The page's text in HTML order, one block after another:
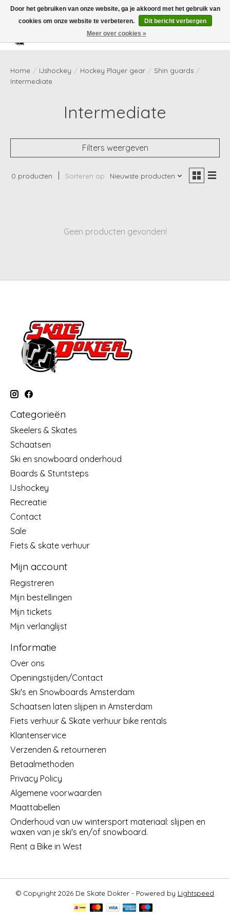
Verlanglijst
Home / IJshockey / Hockey Player gear / Shin guards /
Intermediate
Intermediate
Filters weergeven
0 producten Sorteren op Nieuwste producten
Geen producten gevonden!
Categorieën
Skeelers & Skates
Schaatsen
Ski en snowboard onderhoud
Boards & Stuntsteps
IJshockey
Recreatie
Contact
Sale
Fiets & skate verhuur
Mijn account
Registreren
Mijn bestellingen
Mijn tickets
Mijn verlanglijst
Informatie
Over ons
Openingstijden/Contact
Ski's en Snowboards Amsterdam
Schaatsen laten slijpen in Amsterdam
Fiets verhuur & Skate verhuur bike rentals
Klantenservice
Verzenden & retourneren
Betaalmethoden
Privacy Policy
Algemene voorwaarden
Maattabellen
Onderhoud van uw wintersport materiaal: slijpen en
waxen van je ski's en/of snowboard.
Rent a Bike in West
© Copyright 2026 De Skate Dokter - Powered by Lightspeed
Door het gebruiken van onze website, ga je akkoord met het gebruik van
cookies om onze website te verbeteren.
Dit bericht verbergen
Meer over cookies »